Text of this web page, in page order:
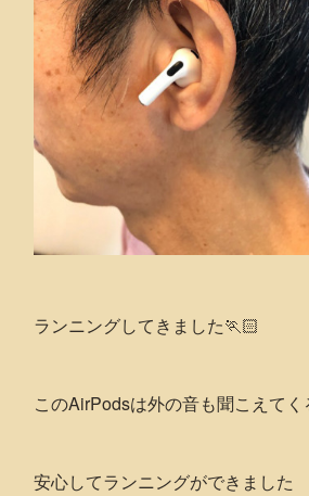
ランニングしてきました🏃🏻
このAirPodsは外の音も聞こえてく
安心してランニングができました